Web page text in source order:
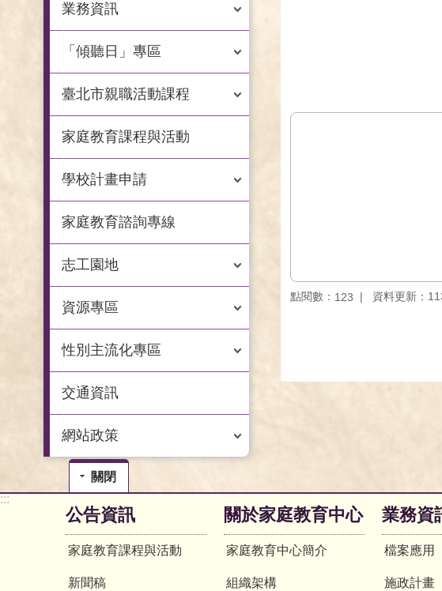
業務資訊
「傾聽日」專區
臺北市親職活動課程
家庭教育課程與活動
學校計畫申請
家庭教育諮詢專線
志工園地
資源專區
性別主流化專區
交通資訊
網站政策
點閱數： 123 資料更新：
關閉
:::
公告資訊
家庭教育課程與活動
新聞稿
關於家庭教育中心
家庭教育中心簡介
組織架構
業務資
檔案應用
施政計畫